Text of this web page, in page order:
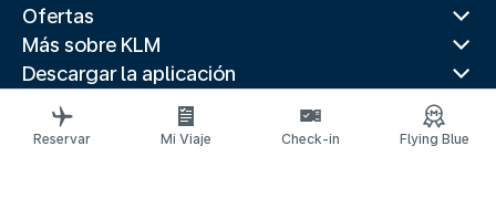
Ofertas
Más sobre KLM
Descargar la aplicación
Páginas web relacionadas
Guías de viaje
Reservar Mi Viaje Check-in Flying Blue